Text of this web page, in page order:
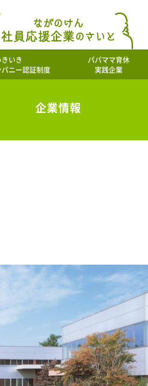
いき
ニー認証制度
パパママ育休
実践企業
企業情報